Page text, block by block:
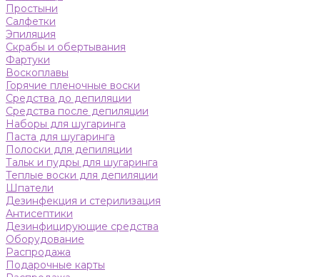
Простыни
Салфетки
Эпиляция
Скрабы и обертывания
Фартуки
Воскоплавы
Горячие пленочные воски
Средства до депиляции
Средства после депиляции
Наборы для шугаринга
Паста для шугаринга
Полоски для депиляции
Тальк и пудры для шугаринга
Теплые воски для депиляции
Шпатели
Дезинфекция и стерилизация
Антисептики
Дезинфицирующие средства
Оборудование
Распродажа
Подарочные карты